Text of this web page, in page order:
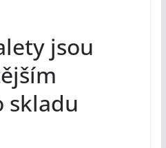
jsou
skladu